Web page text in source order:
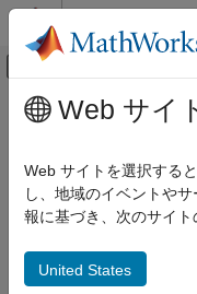
コンテンツへスキップ
オフキャン
ドキュメンテーションのホーム
Simulink Check
Customize Model Checks
メインコンテンツ
Class:
Web サイ
Web サイトを選択する
し、地域のイベントや
報に基づき、次のサイ
United States